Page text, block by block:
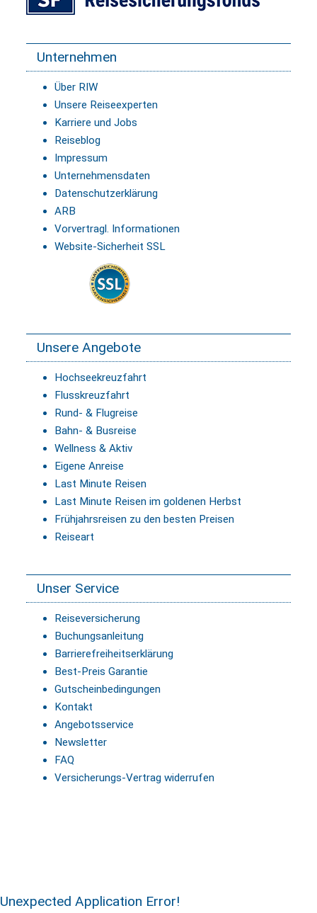
Unternehmen
Über RIW
Unsere Reiseexperten
Karriere und Jobs
Reiseblog
Impressum
Unternehmensdaten
Datenschutzerklärung
ARB
Vorvertragl. Informationen
Website-Sicherheit SSL
Unsere Angebote
Hochseekreuzfahrt
Flusskreuzfahrt
Rund- & Flugreise
Bahn- & Busreise
Wellness & Aktiv
Eigene Anreise
Last Minute Reisen
Last Minute Reisen im goldenen Herbst
Frühjahrsreisen zu den besten Preisen
Reiseart
Unser Service
Reiseversicherung
Buchungsanleitung
Barrierefreiheitserklärung
Best-Preis Garantie
Gutscheinbedingungen
Kontakt
Angebotsservice
Newsletter
FAQ
Versicherungs-Vertrag widerrufen
Unexpected Application Error!